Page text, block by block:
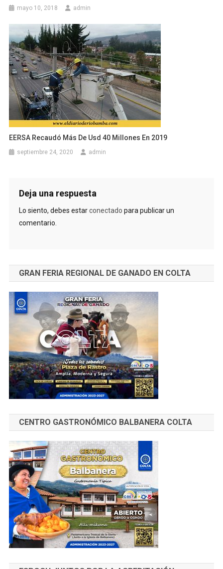
mayo 10, 2018 admin
EERSA Recaudó Más De Usd 40 Millones En 2019
septiembre 24, 2020 admin
Deja una respuesta
Lo siento, debes estarconectado para publicar un
comentario.
GRAN FERIA REGIONAL DE GANADO EN COLTA
CENTRO GASTRONÓMICO BALBANERA COLTA